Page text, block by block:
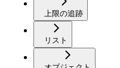
上限の追跡
リスト